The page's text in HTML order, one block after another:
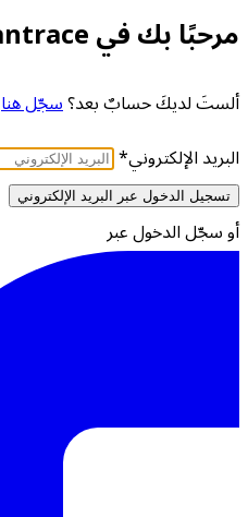
مرحبًا بك في Distantrace
ألستَ لديكَ حسابٌ بعد؟سجّل هنا
البريد الإلكتروني*
تسجيل الدخول عبر البريد الإلكتروني
أو سجّل الدخول عبر